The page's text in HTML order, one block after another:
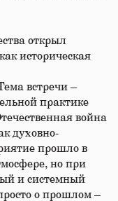
открыл
историческая
встречи –
практике
война
духовно-
прошло в
но при
и системный
о прошлом –